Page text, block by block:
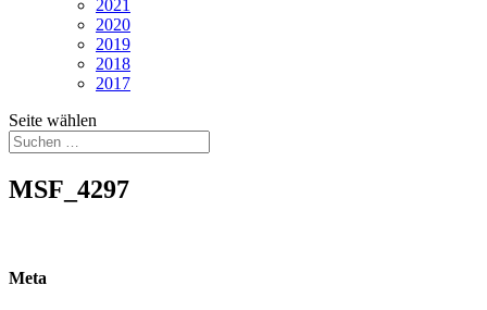
2021
2020
2019
2018
2017
Seite wählen
MSF_4297
Meta